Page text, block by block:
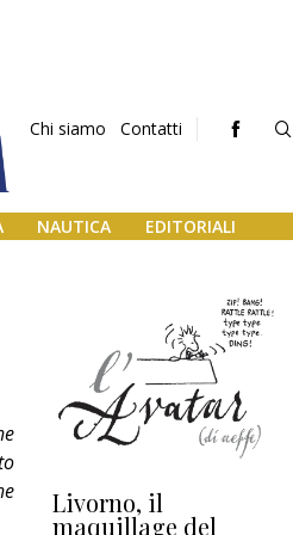
Chi siamo Contatti
NAUTICA EDITORIALI
Livorno, il
maquillage del